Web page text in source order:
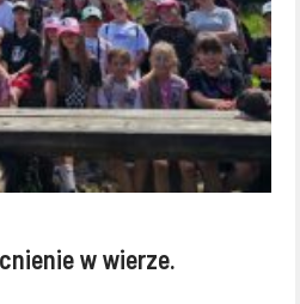
w wierze.